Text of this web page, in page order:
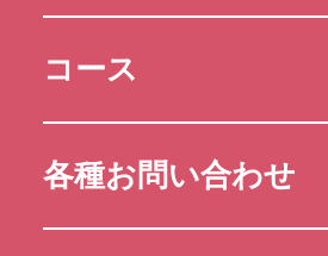
コース
各種お問い合わせ